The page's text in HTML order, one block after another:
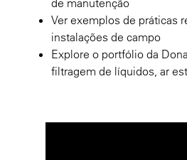
de manutenção
Ver exemplos de práticas
instalações de campo
Explore o portfólio da
filtragem de líquidos, ar